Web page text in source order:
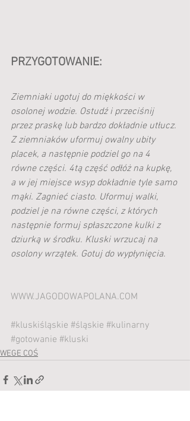
PRZYGOTOWANIE:
Ziemniaki ugotuj do miękkości w
osolonej wodzie. Ostudź i przeciśnij
przez praskę lub bardzo dokładnie utłucz.
Z ziemniaków uformuj owalny ubity
placek, a następnie podziel go na 4
równe części. 4tą część odłóż na kupkę,
a w jej miejsce wsyp dokładnie tyle samo
mąki. Zagnieć ciasto. Uformuj walki,
podziel je na równe części, z których
następnie formuj spłaszczone kulki z
dziurką w środku. Kluski wrzucaj na
osolony wrzątek. Gotuj do wypłynięcia.
WWW.JAGODOWAPOLANA.COM
#kluskiśląskie #śląskie #kulinarny
#gotowanie #kluski
WEGE COŚ